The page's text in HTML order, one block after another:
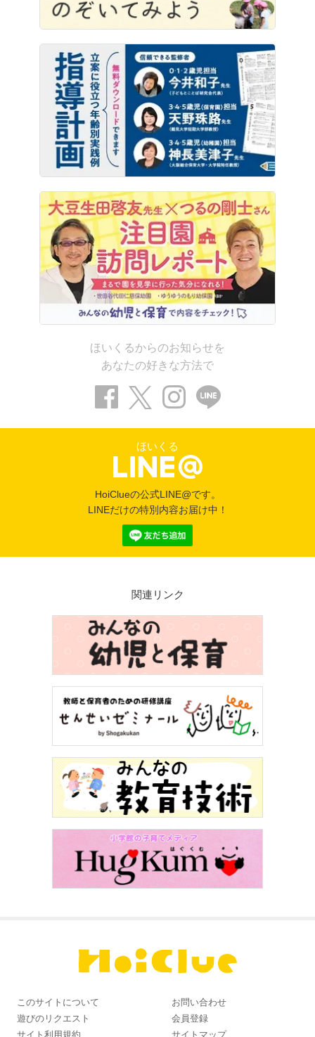
ほいくるからのお知らせを
あなたの好きな方法で
ほいくる
HoiClueの公式LINE@です。
LINEだけの特別内容お届け中！
関連リンク
このサイトについて
お問い合わせ
遊びのリクエスト
会員登録
サイト利用規約
サイトマップ